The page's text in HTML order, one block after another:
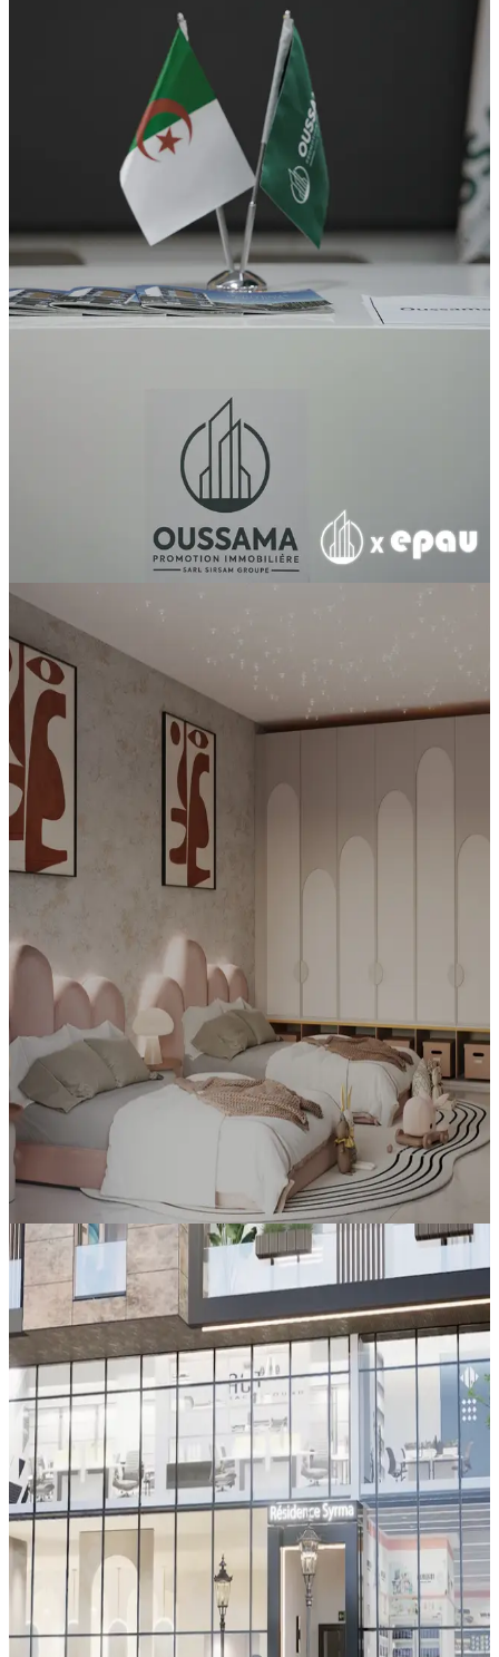
Oussama Promotion Immobiliere
Signature d’une convention de partenariat
entre Oussama Promotion et l’EPAU
Investissement
3/30/2026
Oussama Promotion Immobilière
Acheter un appartement à Alger : Investir en
haut standing avec Oussama Promotion
Investissement
3/24/2026